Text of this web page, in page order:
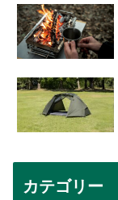
カテゴリー